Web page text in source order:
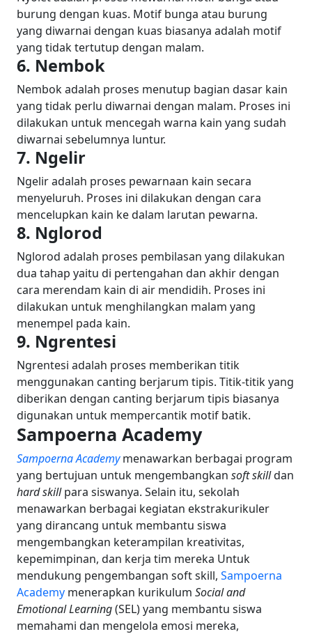
burung dengan kuas. Motif bunga atau burung
yang diwarnai dengan kuas biasanya adalah motif
yang tidak tertutup dengan malam.
6. Nembok
Nembok adalah proses menutup bagian dasar kain
yang tidak perlu diwarnai dengan malam. Proses ini
dilakukan untuk mencegah warna kain yang sudah
diwarnai sebelumnya luntur.
7. Ngelir
Ngelir adalah proses pewarnaan kain secara
menyeluruh. Proses ini dilakukan dengan cara
mencelupkan kain ke dalam larutan pewarna.
8. Nglorod
Nglorod adalah proses pembilasan yang dilakukan
dua tahap yaitu di pertengahan dan akhir dengan
cara merendam kain di air mendidih. Proses ini
dilakukan untuk menghilangkan malam yang
menempel pada kain.
9. Ngrentesi
Ngrentesi adalah proses memberikan titik
menggunakan canting berjarum tipis. Titik-titik yang
diberikan dengan canting berjarum tipis biasanya
digunakan untuk mempercantik motif batik.
Sampoerna Academy
Sampoerna Academymenawarkan berbagai program
yang bertujuan untuk mengembangkan soft skilldan
hard skillpara siswanya. Selain itu, sekolah
menawarkan berbagai kegiatan ekstrakurikuler
yang dirancang untuk membantu siswa
mengembangkan keterampilan kreativitas,
kepemimpinan, dan kerja tim mereka Untuk
mendukung pengembangan soft skill, Sampoerna
Academy menerapkan kurikulum Social and
Emotional Learning(SEL) yang membantu siswa
memahami dan mengelola emosi mereka,